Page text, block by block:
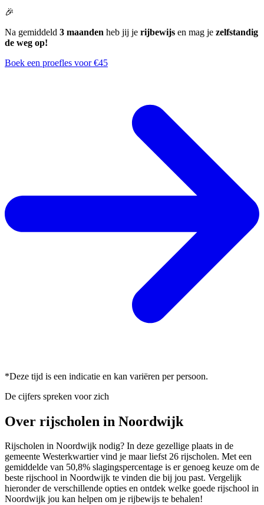
🎉
Na gemiddeld 3 maanden heb jij je rijbewijs en mag je zelfstandig
de weg op!
Boek een proefles voor €45
*Deze tijd is een indicatie en kan variëren per persoon.
De cijfers spreken voor zich
Over rijscholen in Noordwijk
Rijscholen in Noordwijk nodig? In deze gezellige plaats in de
gemeente Westerkwartier vind je maar liefst 26 rijscholen. Met een
gemiddelde van 50,8% slagingspercentage is er genoeg keuze om de
beste rijschool in Noordwijk te vinden die bij jou past. Vergelijk
hieronder de verschillende opties en ontdek welke goede rijschool in
Noordwijk jou kan helpen om je rijbewijs te behalen!